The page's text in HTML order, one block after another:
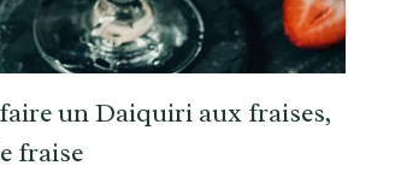
un Daiquiri aux fraises,
fraise